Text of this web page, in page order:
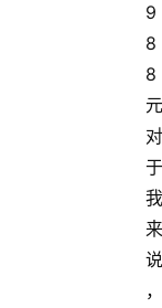
9
8
8
元
对
于
我
来
说
，